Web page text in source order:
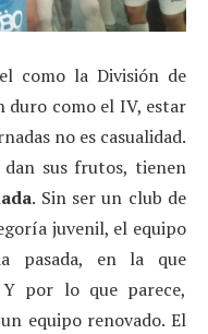
como la División de
duro como el IV, estar
no es casualidad.
dan sus frutos, tienen
. Sin ser un club de
juvenil, el equipo
pasada, en la que
por lo que parece,
equipo renovado. El